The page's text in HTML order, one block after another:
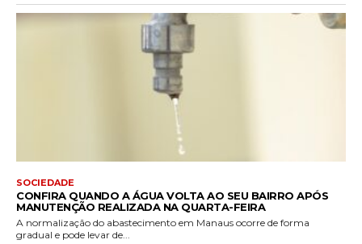
SOCIEDADE
CONFIRA QUANDO A ÁGUA VOLTA AO SEU BAIRRO APÓS
MANUTENÇÃO REALIZADA NA QUARTA-FEIRA
A normalização do abastecimento em Manaus ocorre de forma
gradual e pode levar de...